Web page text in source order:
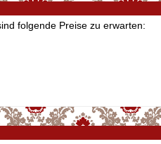
folgende Preise zu erwarten: